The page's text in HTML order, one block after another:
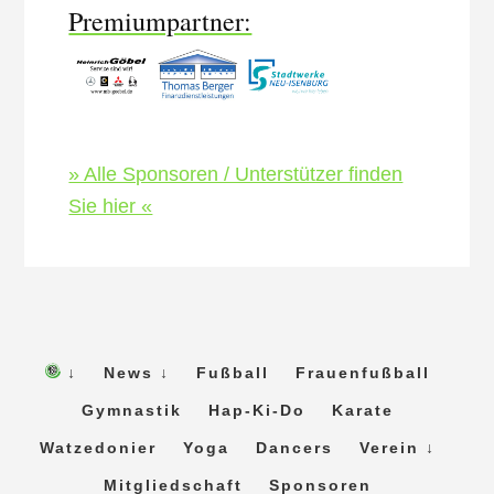
Premiumpartner:
» Alle Sponsoren / Unterstützer finden
Sie hier «
↓ News ↓ Fußball Frauenfußball
Gymnastik Hap-Ki-Do Karate
Watzedonier Yoga Dancers Verein ↓
Mitgliedschaft Sponsoren